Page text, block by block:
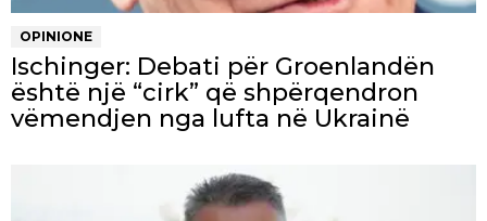
OPINIONE
Ischinger: Debati për Groenlandën
është një “cirk” që shpërqendron
vëmendjen nga lufta në Ukrainë